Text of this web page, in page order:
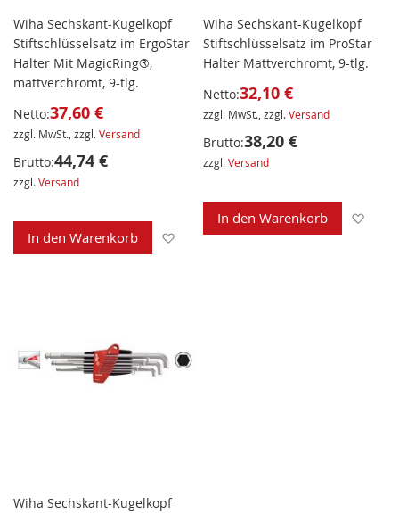
Wiha Sechskant-Kugelkopf
Stiftschlüsselsatz im ErgoStar
Halter Mit MagicRing®,
mattverchromt, 9-tlg.
Netto:37,60 €
zzgl. MwSt., zzgl.Versand
Brutto:44,74 €
zzgl.Versand
In den Warenkorb Zur Wunschliste hinzufügen
Wiha Sechskant-Kugelkopf
Stiftschlüsselsatz im ProStar
Halter Mattverchromt, 9-tlg.
Netto:32,10 €
zzgl. MwSt., zzgl.Versand
Brutto:38,20 €
zzgl.Versand
In den Warenkorb
Wiha Sechskant-Kugelkopf